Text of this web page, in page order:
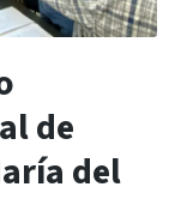
de
del